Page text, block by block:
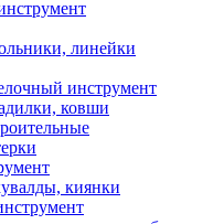
линейки
инструмент
ковши
киянки